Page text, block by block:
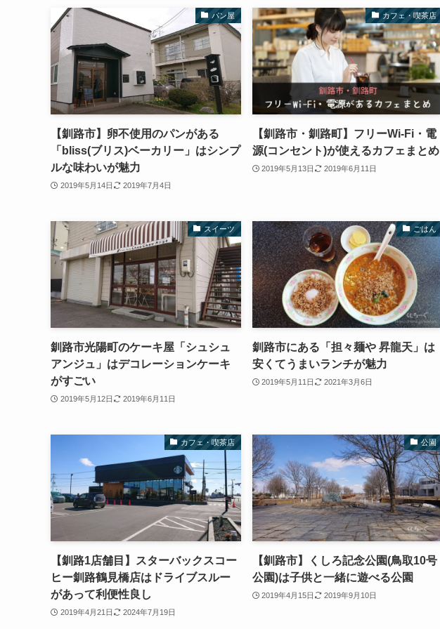
パン屋
【釧路市】卵不使用のパンがある
「bliss(ブリス)ベーカリー」はシンプ
ルな味わいが魅力
2019年5月14日 2019年7月4日
カフェ・喫茶店
【釧路市・釧路町】フリーWi-Fi・電
源(コンセント)が使えるカフェまとめ
2019年5月13日 2019年6月11日
スイーツ
釧路市光陽町のケーキ屋「シュシュ
アンジュ」はデコレーションケーキ
がすごい
2019年5月12日 2019年6月11日
ごはん
釧路市にある「担々麺や 昇龍天」は
安くてうまいランチが魅力
2019年5月11日 2021年3月6日
カフェ・喫茶店
【釧路1店舗目】スターバックスコー
ヒー釧路鶴見橋店はドライブスルー
があって利便性良し
2019年4月21日 2024年7月19日
公園
【釧路市】くしろ記念公園(鳥取10号
公園)は子供と一緒に遊べる公園
2019年4月15日 2019年9月10日